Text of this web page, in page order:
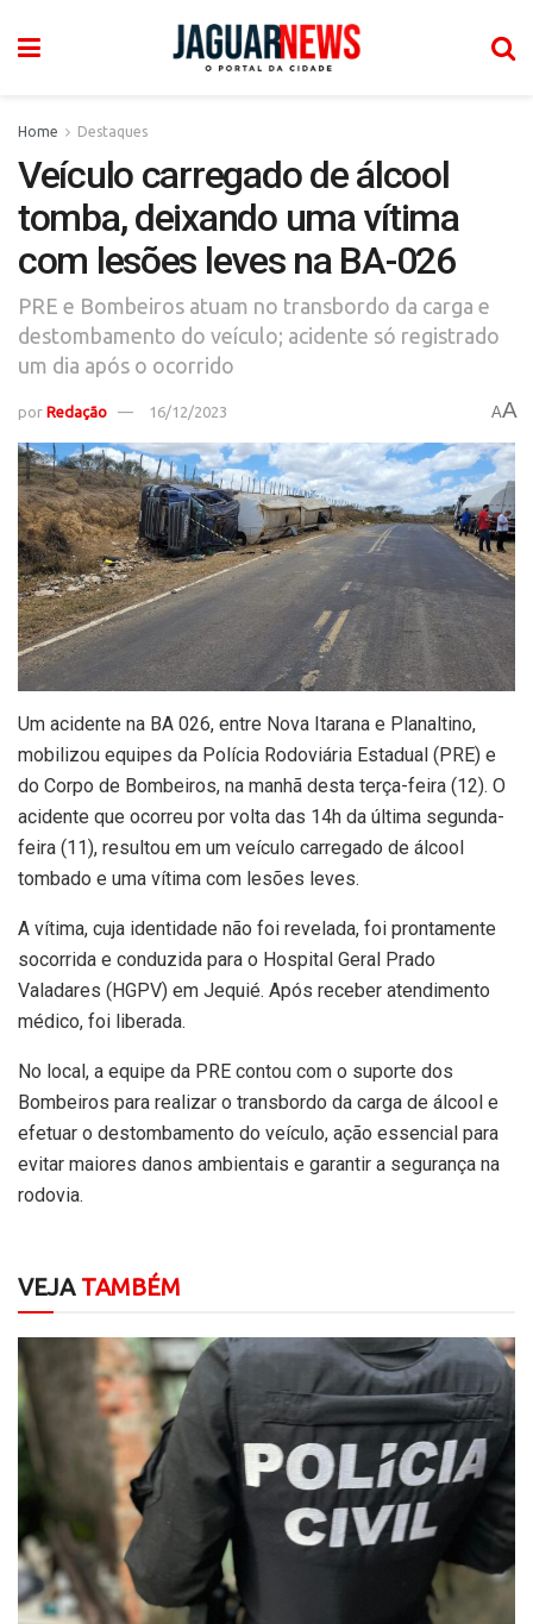
Home Destaques
Veículo carregado de álcool
tomba, deixando uma vítima
com lesões leves na BA-026
PRE e Bombeiros atuam no transbordo da carga e
destombamento do veículo; acidente só registrado
um dia após o ocorrido
por Redação 16/12/2023 AA
Um acidente na BA 026, entre Nova Itarana e Planaltino,
mobilizou equipes da Polícia Rodoviária Estadual (PRE) e
do Corpo de Bombeiros, na manhã desta terça-feira (12). O
acidente que ocorreu por volta das 14h da última segunda-
feira (11), resultou em um veículo carregado de álcool
tombado e uma vítima com lesões leves.
A vítima, cuja identidade não foi revelada, foi prontamente
socorrida e conduzida para o Hospital Geral Prado
Valadares (HGPV) em Jequié. Após receber atendimento
médico, foi liberada.
No local, a equipe da PRE contou com o suporte dos
Bombeiros para realizar o transbordo da carga de álcool e
efetuar o destombamento do veículo, ação essencial para
evitar maiores danos ambientais e garantir a segurança na
rodovia.
VEJATAMBÉM